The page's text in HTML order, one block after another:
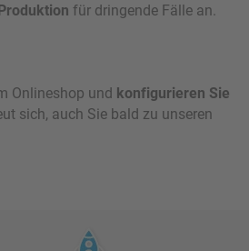
für dringende Fälle an.
Onlineshop und konfigurieren Sie
sich, auch Sie bald zu unseren